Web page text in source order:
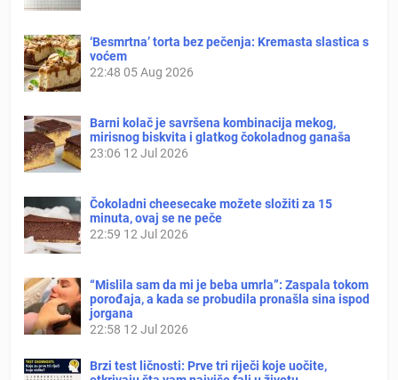
‘Besmrtna’ torta bez pečenja: Kremasta slastica s
voćem
22:48 05 Aug 2026
Barni kolač je savršena kombinacija mekog,
mirisnog biskvita i glatkog čokoladnog ganaša
23:06 12 Jul 2026
Čokoladni cheesecake možete složiti za 15
minuta, ovaj se ne peče
22:59 12 Jul 2026
“Mislila sam da mi je beba umrla”: Zaspala tokom
porođaja, a kada se probudila pronašla sina ispod
jorgana
22:58 12 Jul 2026
Brzi test ličnosti: Prve tri riječi koje uočite,